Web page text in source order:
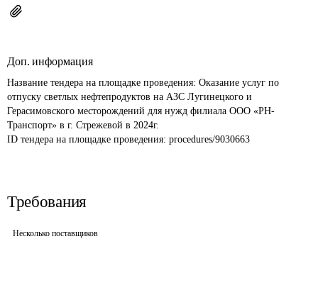
Доп. информация
Название тендера на площадке проведения: Оказание услуг по
отпуску светлых нефтепродуктов на АЗС Лугинецкого и
Герасимовского месторождений для нужд филиала ООО «РН-
Транспорт» в г. Стрежевой в 2024г.
ID тендера на площадке проведения: procedures/9030663
Требования
Несколько поставщиков